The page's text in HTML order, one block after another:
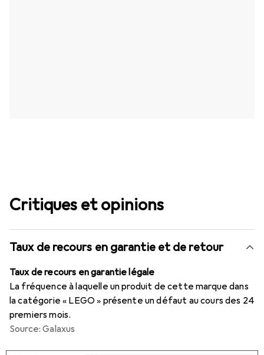
Critiques et opinions
Taux de recours en garantie et de retour
Taux de recours en garantie légale
La fréquence à laquelle un produit de cette marque dans
la catégorie « LEGO » présente un défaut au cours des 24
premiers mois.
Source: Galaxus